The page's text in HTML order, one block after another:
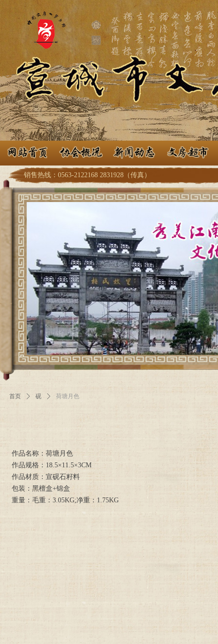
销售热线：0563-2122168 2831928（传真）
首页 ꄲ 砚 ꄲ 荷塘月色
作品名称：荷塘月色
作品规格：18.5×11.5×3CM
作品材质：宣砚石籽料
包装：黑檀盒+锦盒
重量：毛重：3.05KG;净重：1.75KG